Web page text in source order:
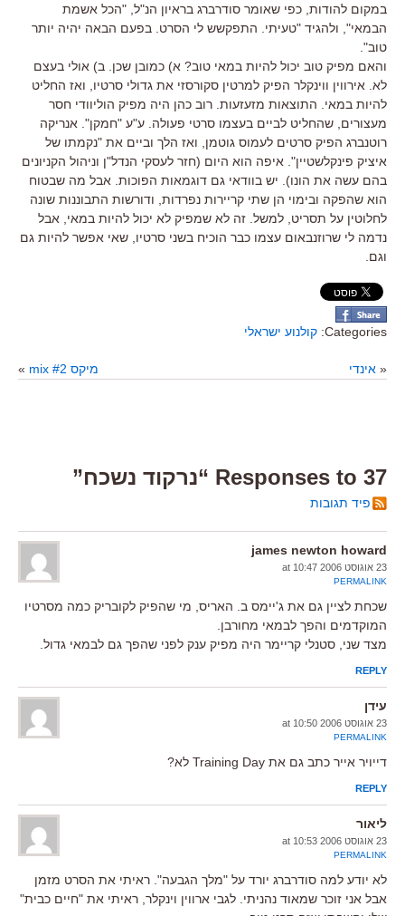
במקום להודות, כפי שאומר סודרברג בראיון הנ"ל, "הכל אשמת
הבמאי", ולהגיד "טעיתי. התפקשש לי הסרט. בפעם הבאה יהיה יותר
טוב".
והאם מפיק טוב יכול להיות במאי טוב? א) כמובן שכן. ב) אולי בעצם
לא. אירווין ווינקלר הפיק למרטין סקורסזי את גדולי סרטיו, ואז החליט
להיות במאי. התוצאות מזעזעות. רוב כהן היה מפיק הוליוודי חסר
מעצורים, שהחליט לביים בעצמו סרטי פעולה. ע"ע "חמקן". אנריקה
רוטנברג הפיק סרטים לעמוס גוטמן, ואז הלך וביים את "נקמתו של
איציק פינקלשטיין". איפה הוא היום (חזר לעסקי הנדל"ן וניהול הקניונים
בהם עשה את הונו). יש בוודאי גם דוגמאות הפוכות. אבל מה שבטוח
הוא שהפקה ובימוי הן שתי קריירות נפרדות, ודורשות התבוננות שונה
לחלוטין על תסריט, למשל. זה לא שמפיק לא יכול להיות במאי, אבל
נדמה לי שרוזנבאום עצמו כבר הוכיח בשני סרטיו, שאי אפשר להיות גם
וגם.
Categories: קולנוע ישראלי
« אינדי מיקס mix #2 »
37 Responses to “נרקוד נשכח”
פיד תגובות
james newton howard
23 אוגוסט 2006 at 10:47
PERMALINK
שכחת לציין גם את ג'יימס ב. האריס, מי שהפיק לקובריק כמה מסרטיו
המוקדמים והפך לבמאי מחורבן.
מצד שני, סטנלי קריימר היה מפיק ענק לפני שהפך גם לבמאי גדול.
REPLY
עידן
23 אוגוסט 2006 at 10:50
PERMALINK
דייויר אייר כתב גם את Training Day לא?
REPLY
ליאור
23 אוגוסט 2006 at 10:53
PERMALINK
לא יודע למה סודרברג יורד על "מלך הגבעה". ראיתי את הסרט מזמן
אבל אני זוכר שמאוד נהניתי. לגבי ארווין וינקלר, ראיתי את "חיים כבית"